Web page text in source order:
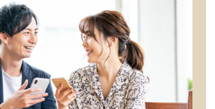
ンド・芸能